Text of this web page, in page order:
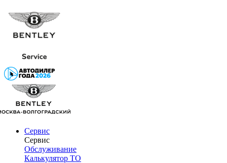
Сервис
Сервис
Обслуживание
Калькулятор ТО